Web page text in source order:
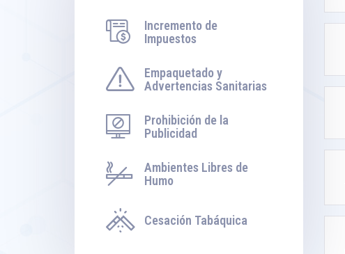
Incremento de
Impuestos
Empaquetado y
Advertencias Sanitarias
Prohibición de la
Publicidad
Ambientes Libres de
Humo
Cesación Tabáquica